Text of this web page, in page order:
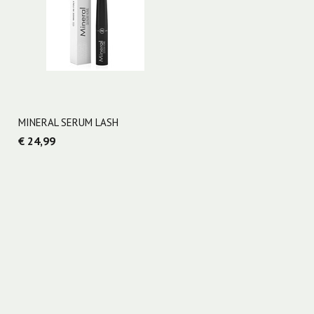
MINERAL SERUM LASH
€ 24,99